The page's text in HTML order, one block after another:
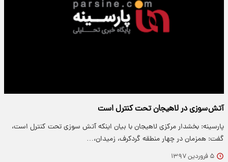
آتش سوزی در لاهیجان تحت کنترل است
پارسینه: بخشدار مرکزی لاهیجان با بیان اینکه آتش سوزی تحت کنترل است،
گفت: همزمان در چهار منطقه گردکرف، زمیدان،…
۵ فروردین ۱۳۹۷